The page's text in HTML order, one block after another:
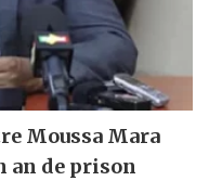
Moussa Mara
an de prison